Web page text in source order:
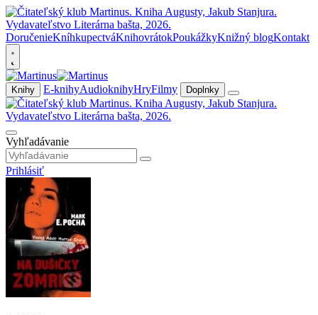
DoručenieKníhkupectváKnihovrátokPoukážkyKnižný blogKontakt
Knihy E-knihyAudioknihyHryFilmy Doplnky
Vyhľadávanie
Prihlásiť